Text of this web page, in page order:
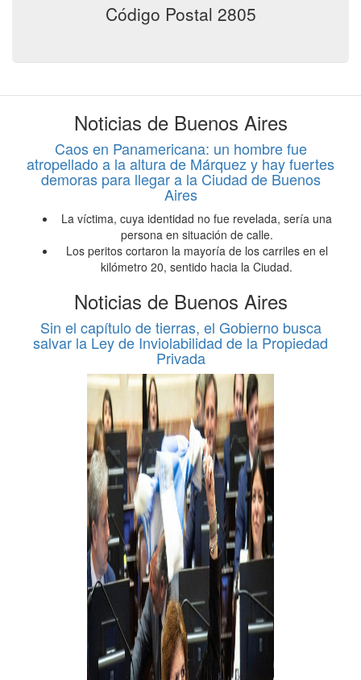
Código Postal 2805
Noticias de Buenos Aires
Caos en Panamericana: un hombre fue
atropellado a la altura de Márquez y hay fuertes
demoras para llegar a la Ciudad de Buenos
Aires
La víctima, cuya identidad no fue revelada, sería una
persona en situación de calle.
Los peritos cortaron la mayoría de los carriles en el
kilómetro 20, sentido hacia la Ciudad.
Noticias de Buenos Aires
Sin el capítulo de tierras, el Gobierno busca
salvar la Ley de Inviolabilidad de la Propiedad
Privada